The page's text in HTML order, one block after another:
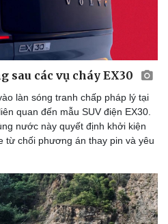
sau các vụ cháy EX30
làn sóng tranh chấp pháp lý tại
quan đến mẫu SUV điện EX30.
nước này quyết định khởi kiện
từ chối phương án thay pin và yêu